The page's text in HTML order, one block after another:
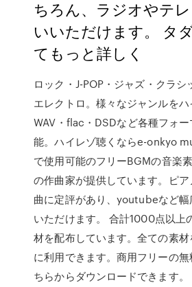
ちろん、ラジオやテ
いいただけます。 タ
てもっと詳しく
ロック・J-POP・ジャズ・クラシ
エレクトロ。様々なジャンルをハ
WAV・flac・DSDなど各種フォ
能。ハイレゾ聴くならe-onkyo
で使用可能のフリーBGMの音楽
の作曲家が提供しています。ピ
曲に定評があり、youtubeなど幅
いただけます。 合計1000点以上
材を配布しています。全ての素
に利用できます。商用フリーの
ちらからダウンロードできます